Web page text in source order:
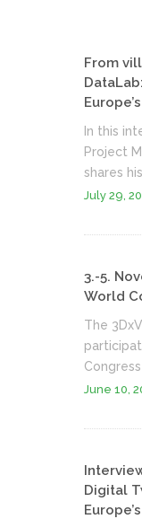
From
In this
Project
shares his
July 29,
3.-5.
World
The
June 10,
Digital